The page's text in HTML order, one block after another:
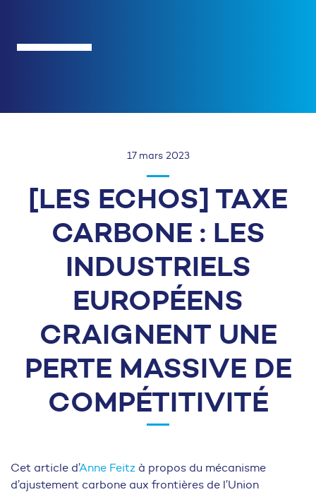
17 mars 2023
[LES ECHOS] TAXE
CARBONE : LES
INDUSTRIELS
EUROPÉENS
CRAIGNENT UNE
PERTE MASSIVE DE
COMPÉTITIVITÉ
Cet article d’Anne Feitz à propos du mécanisme
d’ajustement carbone aux frontières de l’Union